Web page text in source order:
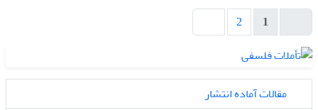
1
2
مقالات آماده انتشار